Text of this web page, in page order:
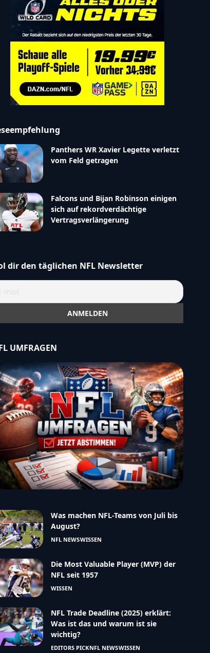
Panthers WR Xavier Legette verletzt
vom Feld getragen
Falcons und Bijan Robinson einigen
sich auf rekordverdächtige
Vertragsverlängerung
dir den täglichen NFL Newsletter
UMFRAGEN
Was machen NFL-Teams von Juli bis
August?
NFL NEWSWISSEN
Die Most Valuable Player (MVP) der
NFL seit 1957
WISSEN
NFL Trade Deadline (2025) erklärt:
Was ist das und warum ist sie
wichtig?
EDITORS PICKNFL NEWSWISSEN